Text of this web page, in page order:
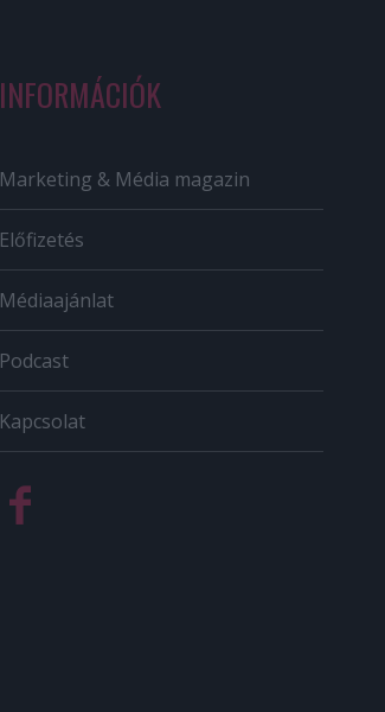
INFORMÁCIÓK
Marketing & Média magazin
Előfizetés
Médiaajánlat
Podcast
Kapcsolat